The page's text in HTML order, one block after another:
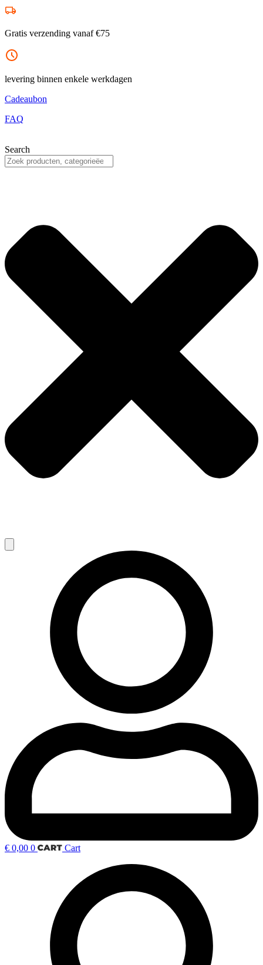
Ga
de
Gratis verzending vanaf €75
levering binnen enkele werkdagen
Cadeaubon
FAQ
Search
€ 0,00 0 Cart